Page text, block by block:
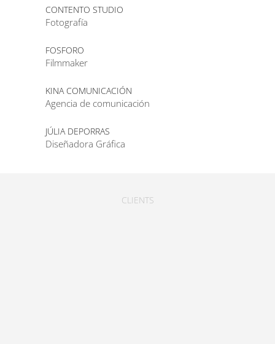
CONTENTO STUDIO
Fotografía
FOSFORO
Filmmaker
KINA COMUNICACIÓN
Agencia de comunicación
JÚLIA DEPORRAS
Diseñadora Gráfica
CLIENTS